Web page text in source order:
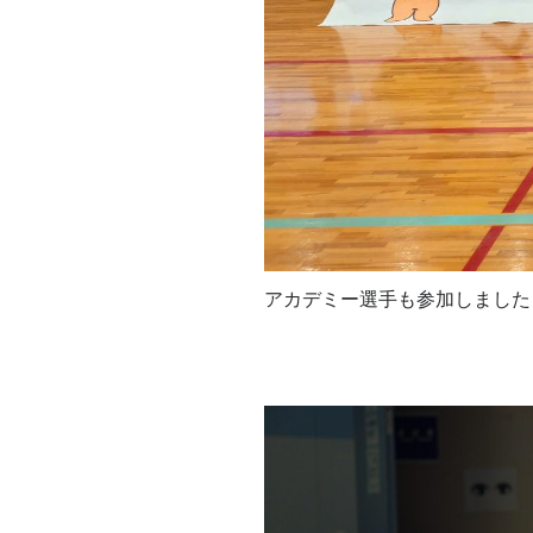
アカデミー選手も参加しまし